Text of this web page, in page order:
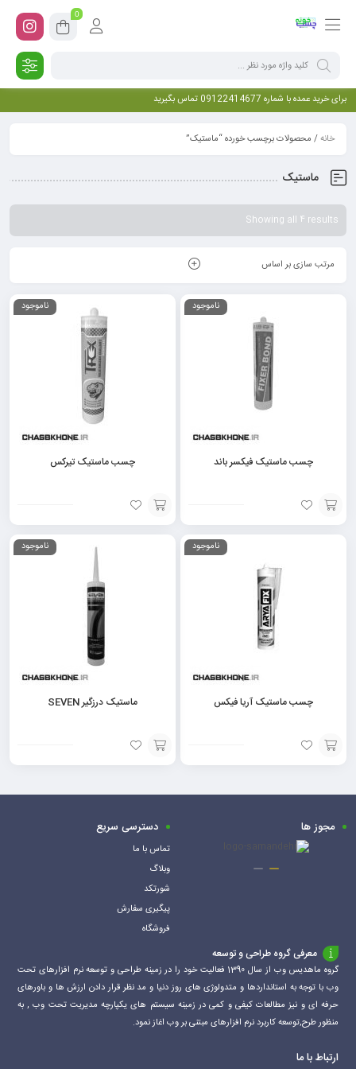
0
برای خرید عمده با شماره 09122414677 تماس بگیرید
خانه/ محصولات برچسب خورده “ماستیک”
ماستیک
Showing all 4 results
مرتب سازی بر اساس
ناموجود
چسب ماستیک فیکسر باند
افزودن
ناموجود
چسب ماستیک تیرکس
افزودن
ناموجود
چسب ماستیک آریا فیکس
افزودن
به
ناموجود
ماستیک درزگیر SEVEN
افزودن
به
مجوز ها دسترسی سریع
تماس با ما
وبلاگ
شورتکد
پیگیری سفارش
فروشگاه
معرفی گروه طراحی و توسعه
گروه ماهدیس وب از سال 1390 فعالیت خود را در زمینه طراحی و توسعه نرم افزارهای تحت
وب با توجه به استانداردها و متدولوژی های روز دنیا و مد نظر قرار دادن ارزش ها و باورهای
حرفه ای و نیز مطالعات کیفی و کمی در زمینه سیستم های یکپارچه مدیریت تحت وب , به
منظور طرح,توسعه کاربرد نرم افزارهای مبتنی بر وب اغاز نمود.
ارتباط با ما